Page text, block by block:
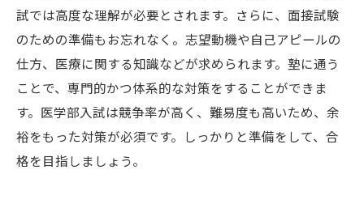
試では高度な理解が必要とされます。さらに、面接試験
のための準備もお忘れなく。志望動機や自己アピールの
仕方、医療に関する知識などが求められます。塾に通う
ことで、専門的かつ体系的な対策をすることができま
す。医学部入試は競争率が高く、難易度も高いため、余
裕をもった対策が必須です。しっかりと準備をして、合
格を目指しましょう。